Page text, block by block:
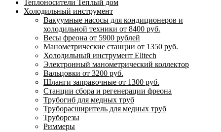
Теплоносители Теплый дом
Холодильный инструмент
Вакуумные насосы для кондиционеров и
холодильной техники от 8400 руб.
Весы фреона от 5900 рублей
Манометрические станции от 1350 руб.
Холодильный инструмент Elitech
Электронный манометрический коллектор
Вальцовки от 3200 руб.
Шланги заправочные от 1300 руб.
Станции сбора и регенерации фреона
Трубогиб для медных труб
Труборасширитель для медных труб
Труборезы
Риммеры